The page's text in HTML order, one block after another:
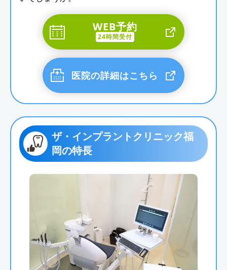
WEB予約
24時間受付
医院の詳細はこちら
ザ・インプラントクリニック福
岡の特長